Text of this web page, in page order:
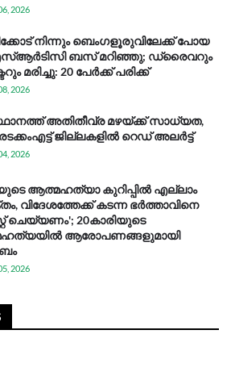
2026
നിന്നും ബെംഗളൂരുവിലേക്ക് പോയ
ബസ് മറിഞ്ഞു; ഡ്രൈവറും
മരിച്ചു: 20 പേര്‍ക്ക് പരിക്ക്
2026
അ​തി​തീ​വ്ര മ​ഴ​യ്ക്ക് സാ​ധ്യ​ത,
ജി​ല്ല​ക​ളി​ൽ റെ​ഡ് അ​ലർ​ട്ട്
2026
ആത്മഹത്യാ കുറിപ്പിൽ എല്ലാം
വിദേശത്തേക്ക് കടന്ന ഭർത്താവിനെ
ചെയ്യണം'; 20കാരിയുടെ
ആരോപണങ്ങളുമായി
2026